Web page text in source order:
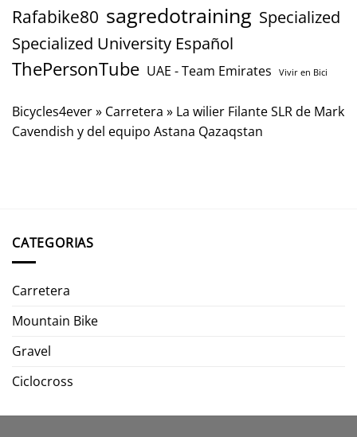
Rafabike80 sagredotraining Specialized
Specialized University Español
ThePersonTube UAE - Team Emirates Vivir en Bici
Bicycles4ever» Carretera » La wilier Filante SLR de Mark
Cavendish y del equipo Astana Qazaqstan
CATEGORIAS
Carretera
Mountain Bike
Gravel
Ciclocross